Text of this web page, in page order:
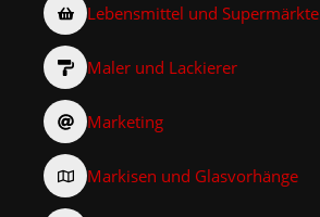
Lebensmittel und Supermärkte
Maler und Lackierer
Marketing
Markisen und Glasvorhänge